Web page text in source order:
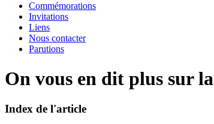
Commémorations
Invitations
Liens
Nous contacter
Parutions
On vous en dit plus sur
Index de l'article